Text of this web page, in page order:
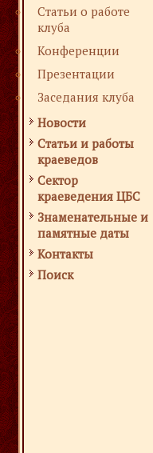
Статьи о работе
клуба
Конференции
Презентации
Заседания клуба
Новости
Статьи и работы
краеведов
Сектор
краеведения ЦБС
Знаменательные и
памятные даты
Контакты
Поиск